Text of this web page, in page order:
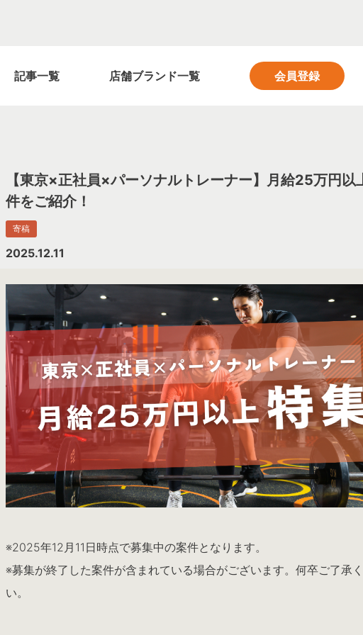
記事一覧 店舗ブランド一覧 会員登録
【東京×正社員×パーソナルトレーナー】月給25万円以
件をご紹介！
寄稿
2025.12.11
※2025年12月11日時点で募集中の案件となります。
※募集が終了した案件が含まれている場合がございます。何卒ご了承
い。